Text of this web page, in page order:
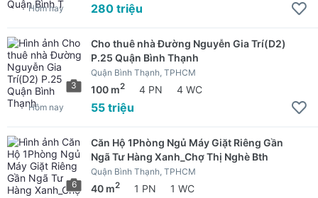
280 triệu
Hôm nay
3
Cho thuê nhà Đường Nguyễn Gia Trí(D2)
P.25 Quận Bình Thạnh
Quận Bình Thạnh, TPHCM
100 m2 4 PN 4 WC
55 triệu
Hôm nay
6
Căn Hộ 1Phòng Ngủ Máy Giặt Riêng Gần
Ngã Tư Hàng Xanh_Chợ Thị Nghè Bth
Quận Bình Thạnh, TPHCM
40 m2 1 PN 1 WC